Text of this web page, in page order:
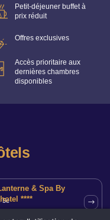
Petit-déjeuner buffet à
prix réduit
Offres exclusives
Accès prioritaire aux
dernières chambres
disponibles
& Spa By
****
5e